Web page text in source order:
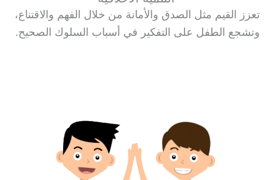
تعزز القيم مثل الصدق والأمانة من خلال الفهم والاقتناع،
وتشجع الطفل على التفكير في أسباب السلوك الصحيح.